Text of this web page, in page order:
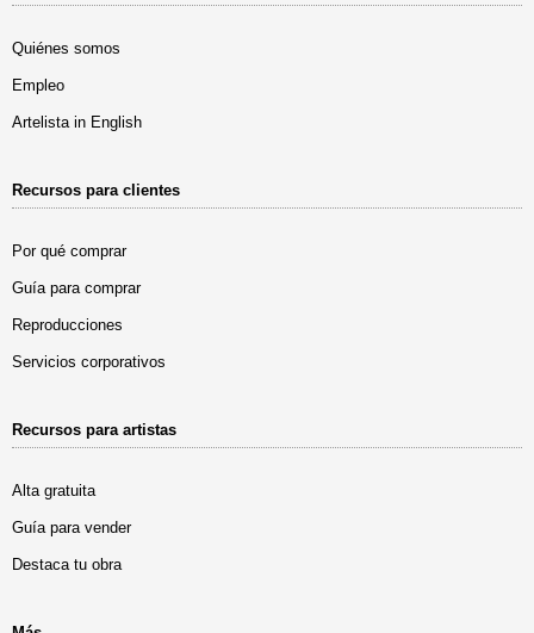
Quiénes somos
Empleo
Artelista in English
Recursos para clientes
Por qué comprar
Guía para comprar
Reproducciones
Servicios corporativos
Recursos para artistas
Alta gratuita
Guía para vender
Destaca tu obra